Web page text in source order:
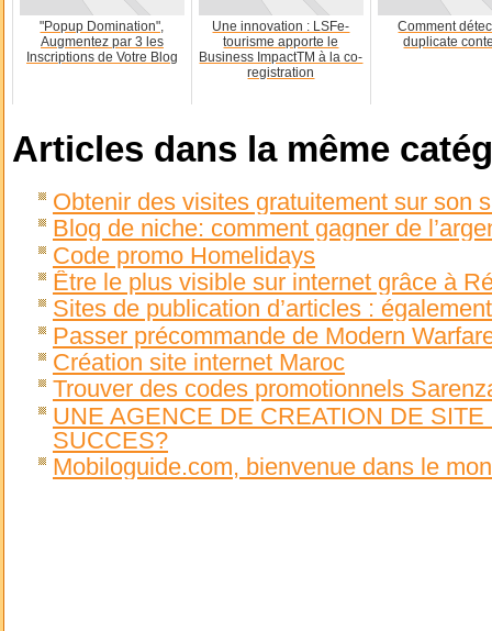
"Popup Domination",
Augmentez par 3 les
Inscriptions de Votre Blog
Une innovation : LSFe-
tourisme apporte le
Business ImpactTM à la co-
registration
Comment
duplicate
Articles dans la même
Obtenir des visites gratuitement sur son
Blog de niche: comment gagner de
Code promo Homelidays
Être le plus visible sur internet grâce à
Sites de publication d’articles :
Passer précommande de Modern
Création site internet Maroc
Trouver des codes promotionnels
UNE AGENCE DE CREATION DE
SUCCES?
Mobiloguide.com, bienvenue dans le